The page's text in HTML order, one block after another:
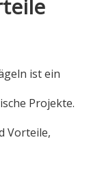
ist ein
Projekte.
Vorteile,